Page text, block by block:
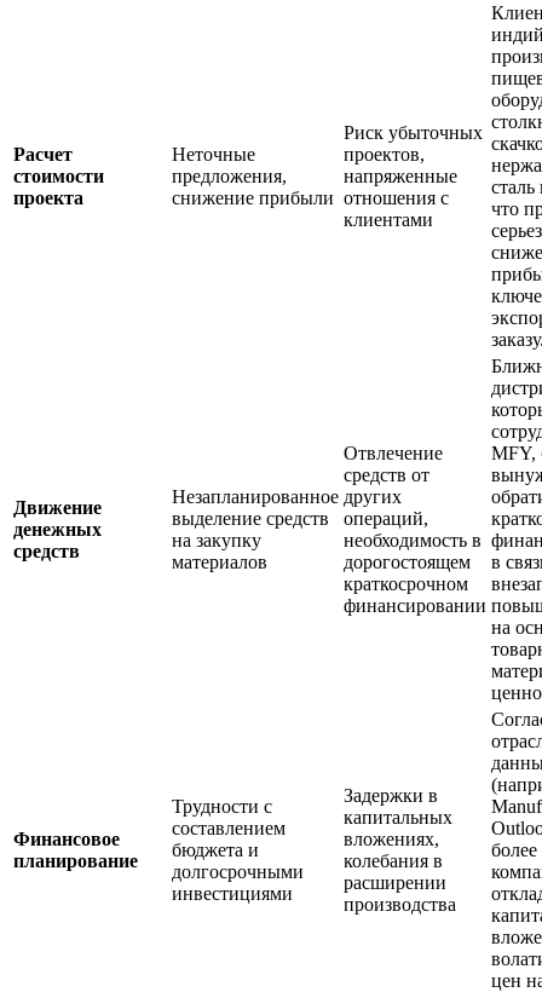
Расчет
стоимости
проекта
Неточные
предложения,
снижение прибыли
Риск убыточных
проектов,
напряженные
отношения с
клиентами
что
Движение
денежных
средств
Незапланированное
выделение средств
на закупку
материалов
Отвлечение
средств от
других
операций,
необходимость в
дорогостоящем
краткосрочном
финансировании
MFY,
в
на
Финансовое
планирование
Трудности с
составлением
бюджета и
долгосрочными
инвестициями
Задержки в
капитальных
вложениях,
колебания в
расширении
производства
цен